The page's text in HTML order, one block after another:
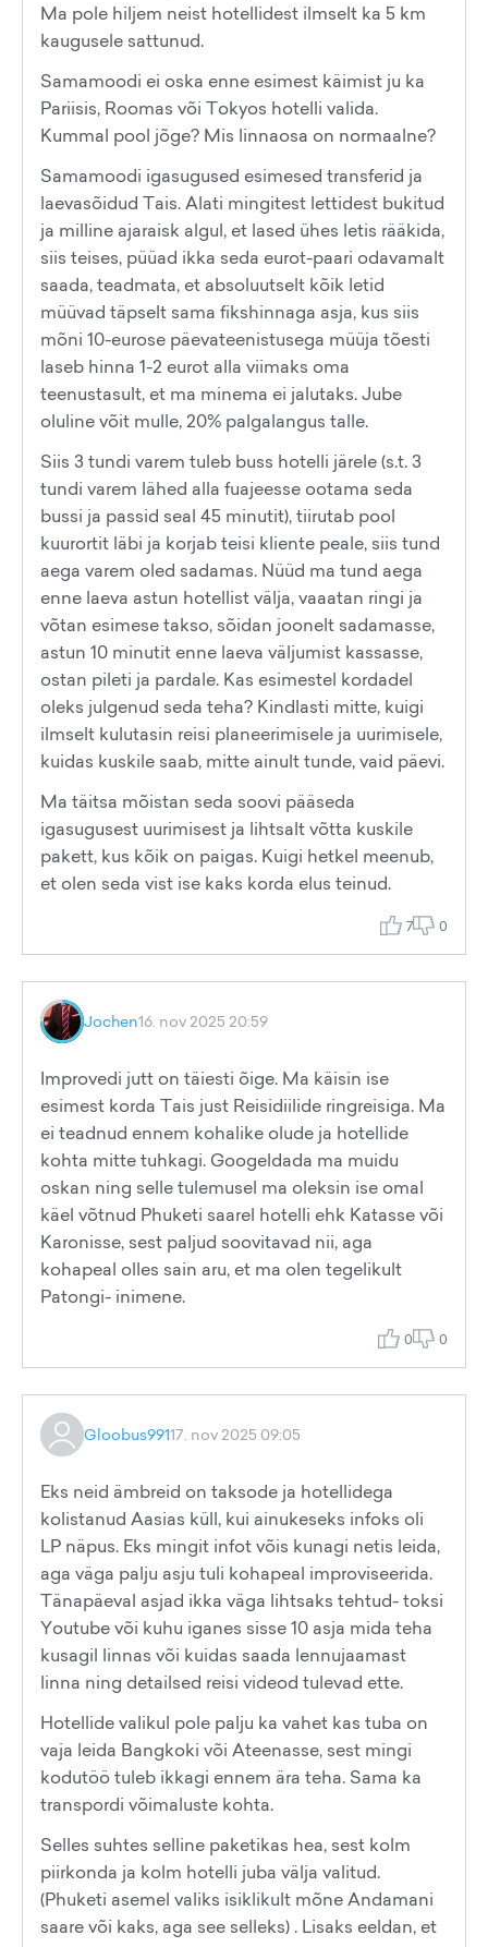
Ma pole hiljem neist hotellidest ilmselt ka 5 km
kaugusele sattunud.
Samamoodi ei oska enne esimest käimist ju ka
Pariisis, Roomas või Tokyos hotelli valida.
Kummal pool jõge? Mis linnaosa on normaalne?
Samamoodi igasugused esimesed transferid ja
laevasõidud Tais. Alati mingitest lettidest bukitud
ja milline ajaraisk algul, et lased ühes letis rääkida,
siis teises, püüad ikka seda eurot-paari odavamalt
saada, teadmata, et absoluutselt kõik letid
müüvad täpselt sama fikshinnaga asja, kus siis
mõni 10-eurose päevateenistusega müüja tõesti
laseb hinna 1-2 eurot alla viimaks oma
teenustasult, et ma minema ei jalutaks. Jube
oluline võit mulle, 20% palgalangus talle.
Siis 3 tundi varem tuleb buss hotelli järele (s.t. 3
tundi varem lähed alla fuajeesse ootama seda
bussi ja passid seal 45 minutit), tiirutab pool
kuurortit läbi ja korjab teisi kliente peale, siis tund
aega varem oled sadamas. Nüüd ma tund aega
enne laeva astun hotellist välja, vaaatan ringi ja
võtan esimese takso, sõidan joonelt sadamasse,
astun 10 minutit enne laeva väljumist kassasse,
ostan pileti ja pardale. Kas esimestel kordadel
oleks julgenud seda teha? Kindlasti mitte, kuigi
ilmselt kulutasin reisi planeerimisele ja uurimisele,
kuidas kuskile saab, mitte ainult tunde, vaid päevi.
Ma täitsa mõistan seda soovi pääseda
igasugusest uurimisest ja lihtsalt võtta kuskile
pakett, kus kõik on paigas. Kuigi hetkel meenub,
et olen seda vist ise kaks korda elus teinud.
7 0
Jochen16. nov 2025 20:59
Improvedi jutt on täiesti õige. Ma käisin ise
esimest korda Tais just Reisidiilide ringreisiga. Ma
ei teadnud ennem kohalike olude ja hotellide
kohta mitte tuhkagi. Googeldada ma muidu
oskan ning selle tulemusel ma oleksin ise omal
käel võtnud Phuketi saarel hotelli ehk Katasse või
Karonisse, sest paljud soovitavad nii, aga
kohapeal olles sain aru, et ma olen tegelikult
Patongi- inimene.
0 0
Gloobus99117. nov 2025 09:05
Eks neid ämbreid on taksode ja hotellidega
kolistanud Aasias küll, kui ainukeseks infoks oli
LP näpus. Eks mingit infot võis kunagi netis leida,
aga väga palju asju tuli kohapeal improviseerida.
Tänapäeval asjad ikka väga lihtsaks tehtud- toksi
Youtube või kuhu iganes sisse 10 asja mida teha
kusagil linnas või kuidas saada lennujaamast
linna ning detailsed reisi videod tulevad ette.
Hotellide valikul pole palju ka vahet kas tuba on
vaja leida Bangkoki või Ateenasse, sest mingi
kodutöö tuleb ikkagi ennem ära teha. Sama ka
transpordi võimaluste kohta.
Selles suhtes selline paketikas hea, sest kolm
piirkonda ja kolm hotelli juba välja valitud.
(Phuketi asemel valiks isiklikult mõne Andamani
saare või kaks, aga see selleks) . Lisaks eeldan, et